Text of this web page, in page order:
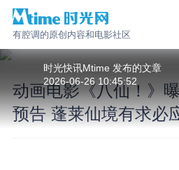
有腔调的原创内容和电影社区
时光快讯Mtime 发布的文章
2026-06-26 10:45:52
动画电影《八仙！》
动画电影《八仙！》
预告 蓬莱仙境有求必